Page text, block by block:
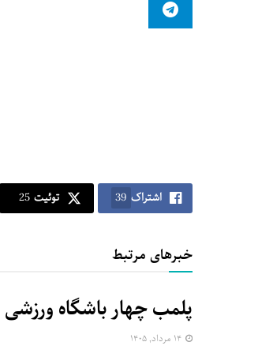
اشتراک 39 توئیت 25
خبرهای مرتبط
پلمب چهار باشگاه ورزشی